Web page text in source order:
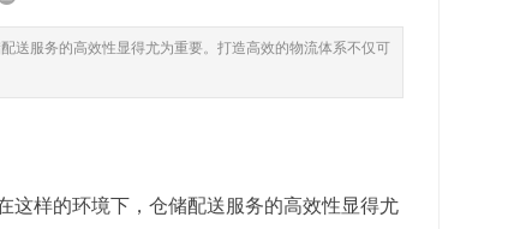
送服务的高效性显得尤为重要。打造高效的物流体系不仅可
这样的环境下，仓储配送服务的高效性显得尤